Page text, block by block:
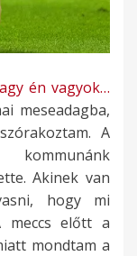
én vagyok…
meseadagba,
A
Akinek van
hogy mi
meccs előtt a
mondtam a